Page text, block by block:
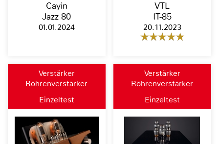
Cayin
Jazz 80
01.01.2024
VTL
IT-85
20.11.2023
Verstärker
Röhrenverstärker
Einzeltest
Verstärker
Röhrenverstärker
Einzeltest